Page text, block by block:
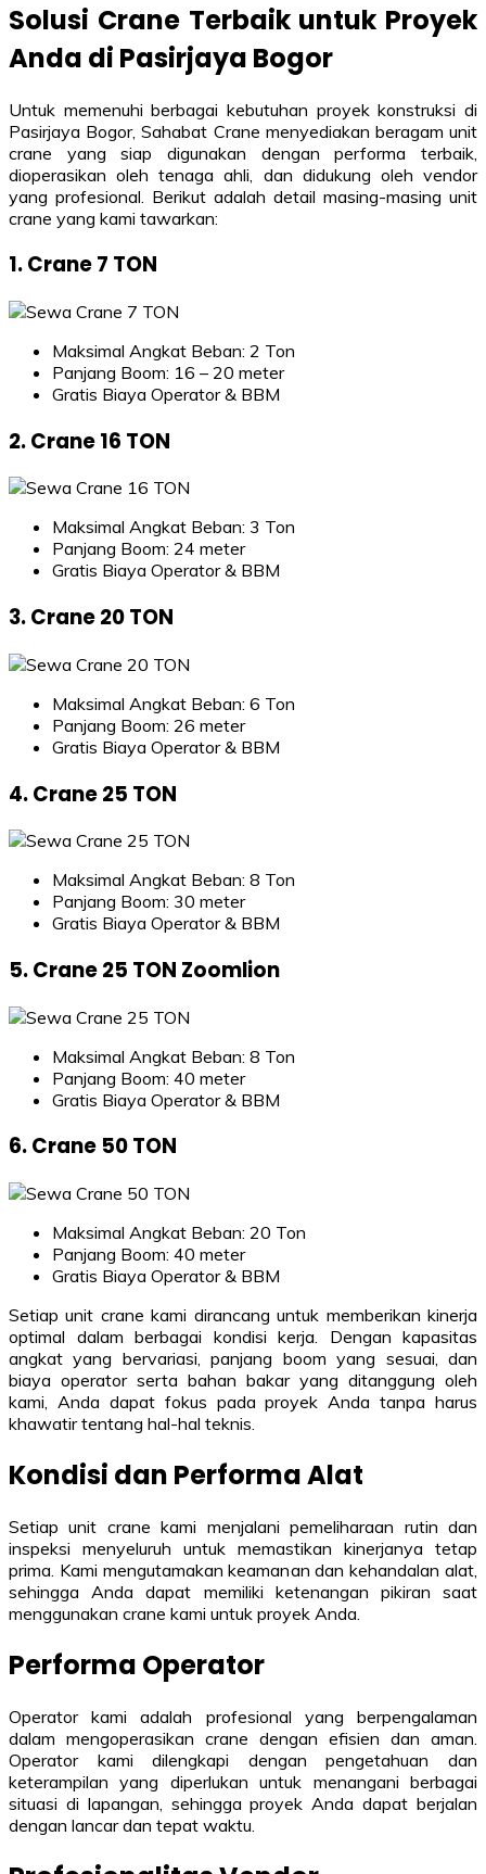
Solusi Crane Terbaik untuk Proyek
Anda di Pasirjaya Bogor
Untuk memenuhi berbagai kebutuhan proyek konstruksi di
Pasirjaya Bogor, Sahabat Crane menyediakan beragam unit
crane yang siap digunakan dengan performa terbaik,
dioperasikan oleh tenaga ahli, dan didukung oleh vendor
yang profesional. Berikut adalah detail masing-masing unit
crane yang kami tawarkan:
1. Crane 7 TON
Maksimal Angkat Beban: 2 Ton
Panjang Boom: 16 – 20 meter
Gratis Biaya Operator & BBM
2. Crane 16 TON
Maksimal Angkat Beban: 3 Ton
Panjang Boom: 24 meter
Gratis Biaya Operator & BBM
3. Crane 20 TON
Maksimal Angkat Beban: 6 Ton
Panjang Boom: 26 meter
Gratis Biaya Operator & BBM
4. Crane 25 TON
Maksimal Angkat Beban: 8 Ton
Panjang Boom: 30 meter
Gratis Biaya Operator & BBM
5. Crane 25 TON Zoomlion
Maksimal Angkat Beban: 8 Ton
Panjang Boom: 40 meter
Gratis Biaya Operator & BBM
6. Crane 50 TON
Maksimal Angkat Beban: 20 Ton
Panjang Boom: 40 meter
Gratis Biaya Operator & BBM
Setiap unit crane kami dirancang untuk memberikan kinerja
optimal dalam berbagai kondisi kerja. Dengan kapasitas
angkat yang bervariasi, panjang boom yang sesuai, dan
biaya operator serta bahan bakar yang ditanggung oleh
kami, Anda dapat fokus pada proyek Anda tanpa harus
khawatir tentang hal-hal teknis.
Kondisi dan Performa Alat
Setiap unit crane kami menjalani pemeliharaan rutin dan
inspeksi menyeluruh untuk memastikan kinerjanya tetap
prima. Kami mengutamakan keamanan dan kehandalan alat,
sehingga Anda dapat memiliki ketenangan pikiran saat
menggunakan crane kami untuk proyek Anda.
Performa Operator
Operator kami adalah profesional yang berpengalaman
dalam mengoperasikan crane dengan efisien dan aman.
Operator kami dilengkapi dengan pengetahuan dan
keterampilan yang diperlukan untuk menangani berbagai
situasi di lapangan, sehingga proyek Anda dapat berjalan
dengan lancar dan tepat waktu.